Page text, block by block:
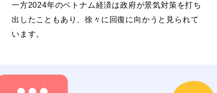
一方2024年のベトナム経済は政府が景気対策を打ち
出したこともあり、徐々に回復に向かうと見られて
います。